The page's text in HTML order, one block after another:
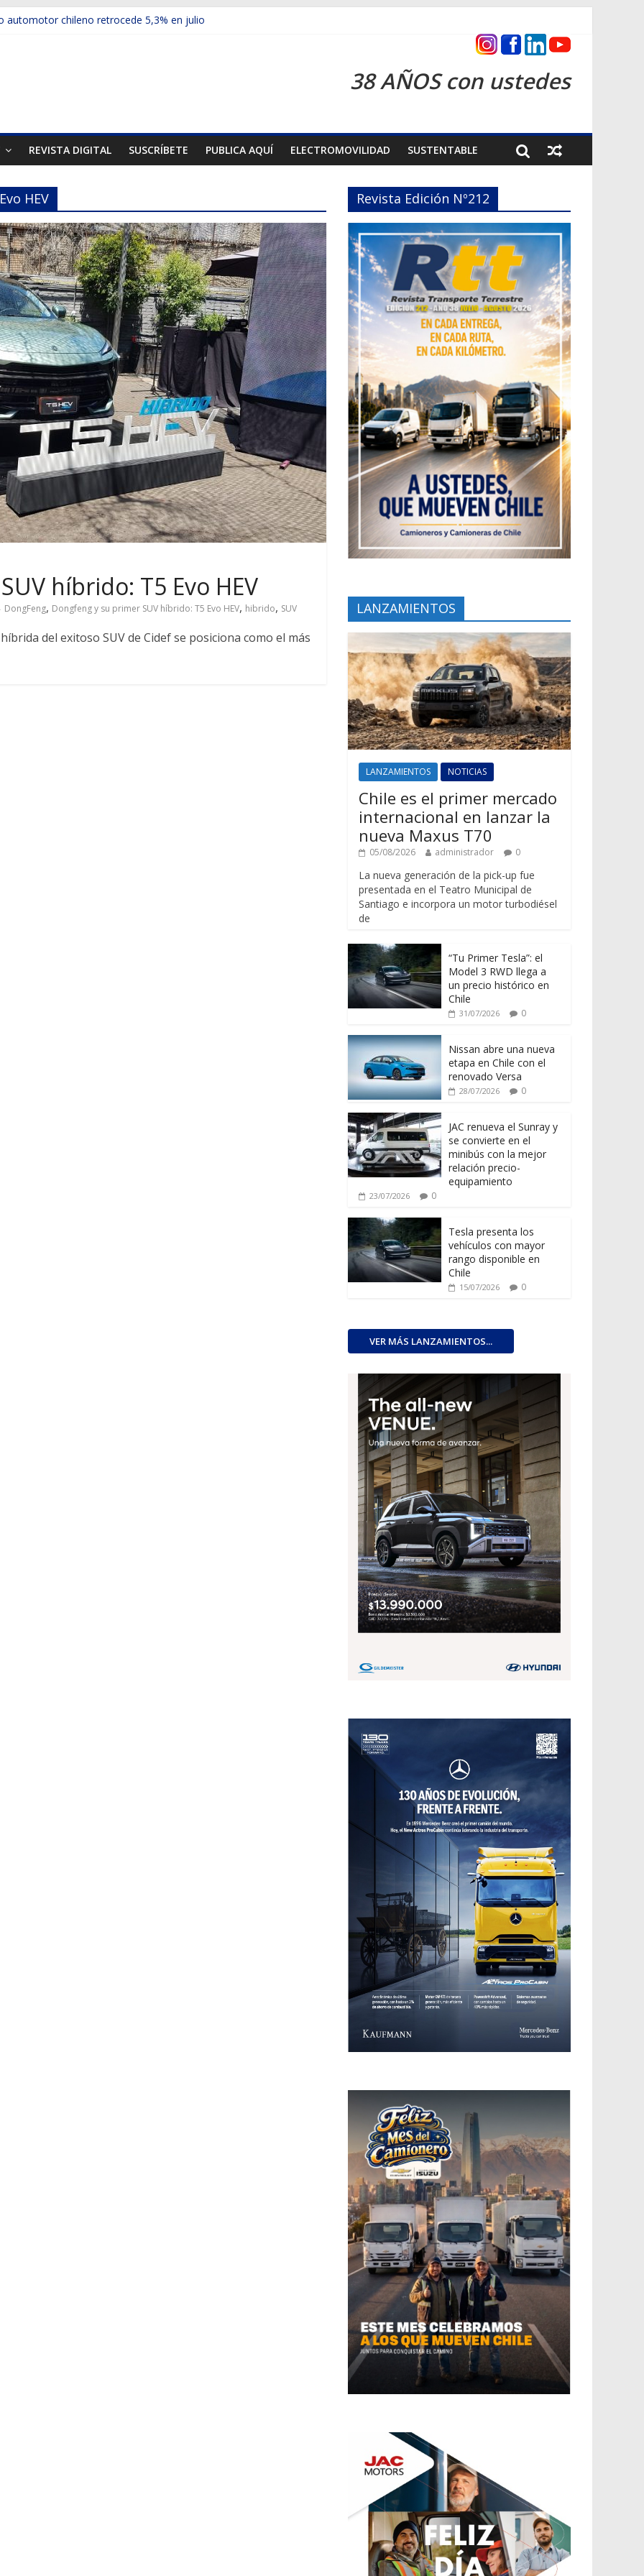
automotor chileno retrocede 5,3% en julio
presentó la recién estrenada Bolden en la Expo Compras Públicas 2026
mercado internacional en lanzar la nueva Maxus T70
38 AÑOS con ustedes
REVISTA DIGITAL SUSCRÍBETE PUBLICA AQUÍ ELECTROMOVILIDAD SUSTENTABLE
HEV
híbrido: T5 Evo HEV
DongFeng, Dongfeng y su primer SUV híbrido: T5 Evo HEV, hibrido, SUV
del exitoso SUV de Cidef se posiciona como el más
Revista Edición Nº212
LANZAMIENTOS
LANZAMIENTOS NOTICIAS
Chile es el primer mercado
internacional en lanzar la
nueva Maxus T70
05/08/2026 administrador 0
La nueva generación de la pick-up fue
presentada en el Teatro Municipal de
Santiago e incorpora un motor turbodiésel
de
“Tu Primer Tesla”: el
Model 3 RWD llega a
un precio histórico en
Chile
31/07/2026 0
Nissan abre una nueva
etapa en Chile con el
renovado Versa
28/07/2026 0
JAC renueva el Sunray y
se convierte en el
minibús con la mejor
relación precio-
equipamiento
23/07/2026 0
Tesla presenta los
vehículos con mayor
rango disponible en
Chile
15/07/2026 0
VER MÁS LANZAMIENTOS...